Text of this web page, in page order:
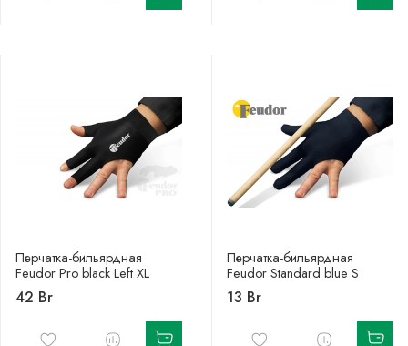
Перчатка-бильярдная
Feudor Pro black Left XL
42 Br
Перчатка-бильярдная
Feudor Standard blue S
13 Br